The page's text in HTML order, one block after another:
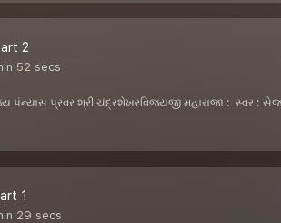
2
52 secs
પ્રવર શ્રી ચંદ્રશેખરવિજયજી મહારાજા : સ્વર :
1
29 secs